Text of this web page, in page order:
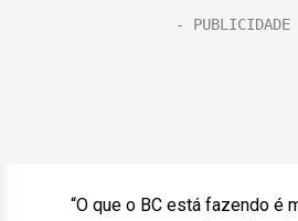
“O que o BC está fazendo é